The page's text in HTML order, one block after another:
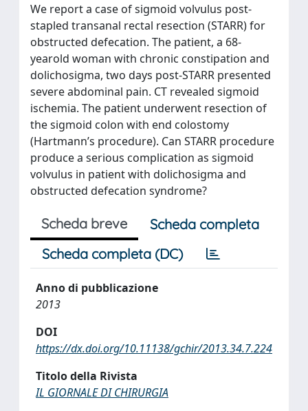
We report a case of sigmoid volvulus post-
stapled transanal rectal resection (STARR) for
obstructed defecation. The patient, a 68-
yearold woman with chronic constipation and
dolichosigma, two days post-STARR presented
severe abdominal pain. CT revealed sigmoid
ischemia. The patient underwent resection of
the sigmoid colon with end colostomy
(Hartmann’s procedure). Can STARR procedure
produce a serious complication as sigmoid
volvulus in patient with dolichosigma and
obstructed defecation syndrome?
Scheda breve
Scheda completa
Scheda completa (DC)
Anno di pubblicazione
2013
DOI
https://dx.doi.org/10.11138/gchir/2013.34.7.224
Titolo della Rivista
IL GIORNALE DI CHIRURGIA